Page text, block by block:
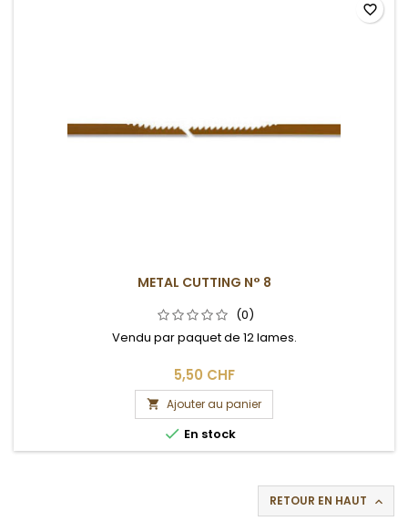
METAL CUTTING N° 8
(0)
Vendu par paquet de 12 lames.
5,50 CHF
 Ajouter au panier
 En stock
favorite_border
RETOUR EN HAUT 